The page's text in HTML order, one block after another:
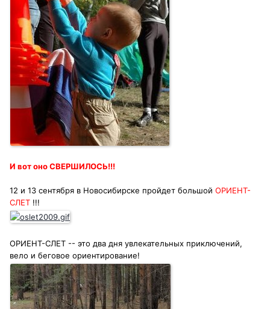
И вот оно СВЕРШИЛОСЬ!!!
12 и 13 сентября в Новосибирске пройдет большой ОРИЕНТ-
СЛЕТ !!!
ОРИЕНТ-СЛЕТ -- это два дня увлекательных приключений,
вело и беговое ориентирование!